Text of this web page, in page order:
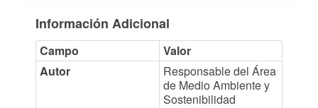
Información Adicional
Campo
Valor
Autor
Responsable del Área
de Medio Ambiente y
Sostenibilidad